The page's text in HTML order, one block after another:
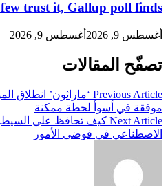
trust it, Gallup poll finds
أغسطس 9, 2026 أغسطس 9, 2026
تصفّح المقالات
Previous Article ‘ماراثون’ انطلاق
موفقة في أسوأ لحظة ممكنة
Next Article كيف تحافظ على
الاصطناعي في فوضى الأمور